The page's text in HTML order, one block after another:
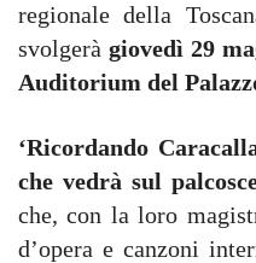
regionale della
svolgeràgiovedì 29
Auditorium del
‘Ricordando
che vedrà sul
che, con la loro
d’opera e canzoni